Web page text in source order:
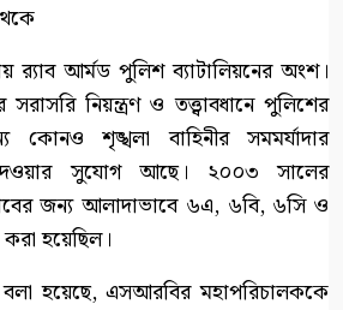
র‍্যাব আর্মড পুলিশ ব্যাটালিয়নের অংশ।
নিয়ন্ত্রণ ও তত্ত্বাবধানে পুলিশের
শৃঙ্খলা বাহিনীর সমমর্যাদার
দেওয়ার সুযোগ আছে। ২০০৩ সালের
জন্য আলাদাভাবে ৬এ, ৬বি, ৬সি ও
হয়েছিল।
হয়েছে, এসআরবির মহাপরিচালককে